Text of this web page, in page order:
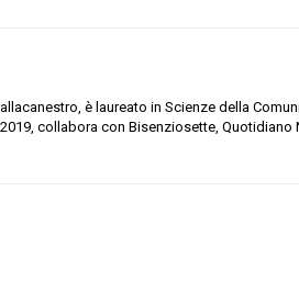
è laureato in Scienze della
collabora con Bisenziosette, Quotidiano